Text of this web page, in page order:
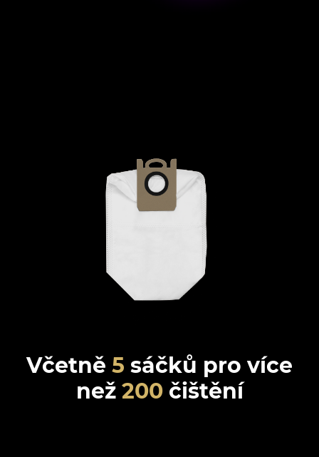
Včetně 5 sáčků pro více
než 200čištění